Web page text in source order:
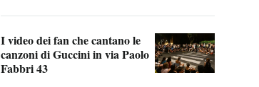
I video dei fan che cantano le
canzoni di Guccini in via Paolo
Fabbri 43